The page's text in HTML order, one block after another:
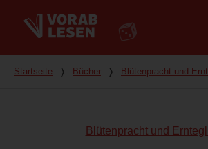
Du bist hier
Startseite ❭ Bücher ❭ Blütenpracht und
Blütenpracht und